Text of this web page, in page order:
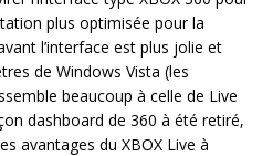
plus optimisée pour la
l’interface est plus jolie et
de Windows Vista (les
beaucoup à celle de Live
dashboard de 360 à été retiré,
avantages du XBOX Live à